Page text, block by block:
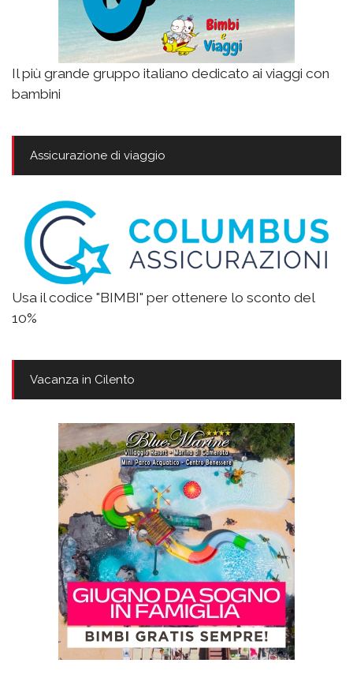
Il più grande gruppo italiano dedicato ai viaggi con
bambini
Assicurazione di viaggio
Usa il codice "BIMBI" per ottenere lo sconto del
10%
Vacanza in Cilento